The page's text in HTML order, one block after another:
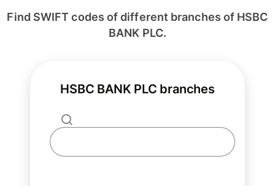
Find SWIFT codes of different branches of HSBC
BANK PLC.
HSBC BANK PLC branches